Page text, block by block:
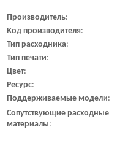
Производитель:
Код производителя:
Тип расходника:
Тип печати:
Цвет:
Ресурс:
Поддерживаемые модели:
Сопутствующие расходные
материалы: